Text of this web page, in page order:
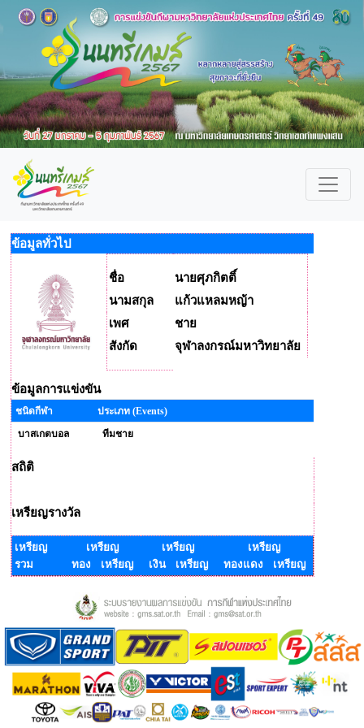
ข้อมูลทั่วไป
ชื่อ
นายศุภกิตติ์
นามสกุล
แก้วแหลมหญ้า
เพศ
ชาย
สังกัด
จุฬาลงกรณ์มหาวิทยาลัย
ข้อมูลการแข่งขัน
ชนิดกีฬา
ประเภท (Events)
บาสเกตบอล
ทีมชาย
สถิติ
เหรียญรางวัล
เหรียญ
รวม
เหรียญ
ทอง เหรียญ
เหรียญ
เงิน เหรียญ
เหรียญ
ทองแดง เหรียญ